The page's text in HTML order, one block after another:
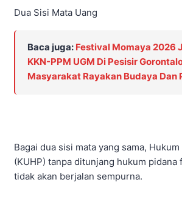
Dua Sisi Mata Uang
Baca juga: Festival Momaya 2026
KKN-PPM UGM Di Pesisir
Masyarakat Rayakan Budaya Dan
Bagai dua sisi mata yang sama,
(KUHP) tanpa ditunjang hukum pidana
tidak akan berjalan sempurna.